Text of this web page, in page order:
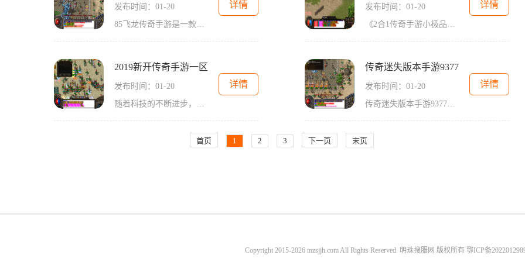
发布时间：01-20
85飞龙传奇手游是一款充满传奇色彩的2D角色扮演游戏，玩家可以在游戏世界中体验万人在线的互动。本文将详细介绍该游戏的玩法以及装备升级系统。在1.85飞龙传奇手游中，玩家将扮演
详情 发布时间：01-20
《2合1传奇手游小极品》是一款备受玩家喜爱的手机游戏，以其丰富多样的玩法和刺激的战斗场景赢得了无数玩家的支持和喜爱。游戏开放了多个职业供玩家选择，并且还可以进行双职业
详情
2019新开传奇手游一区
发布时间：01-20
随着科技的不断进步，手机游戏行业也迎来了快速发展的新时代。作为经典的网络游戏代表，传奇手游自然也不会缺席其中。而在如今的手游市场中，2019新开传奇手游一区无疑是备受玩
详情
传奇迷失版本手游9377
发布时间：01-20
传奇迷失版本手游9377是一款备受期待的经典回合制角色扮演游戏。在这款游戏中，玩家将穿越到一个神秘而古老的世界，与其他玩家一同冒险探索，经历一段传奇般的冒险旅程。让我们
详情
首页 1 2 3 下一页 末页
Copyright 2015-2026 mzsjjh.com All Rights Reserved. 明珠搜服网 版权所有 鄂ICP备